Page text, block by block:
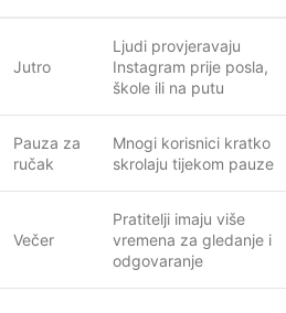
Jutro
Ljudi provjeravaju
Instagram prije posla,
škole ili na putu
Pauza za
ručak
Mnogi korisnici kratko
skrolaju tijekom pauze
Večer
Pratitelji imaju više
vremena za gledanje i
odgovaranje